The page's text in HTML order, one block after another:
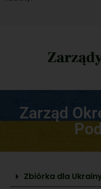
Zarząd
Zbiórka dla